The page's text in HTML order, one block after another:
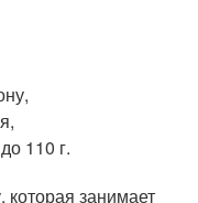
110 г.
занимает